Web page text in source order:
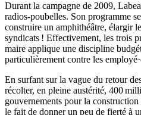
Durant la campagne de 2009,
radios-poubelles. Son programme
construire un amphithéâtre, élargir
syndicats ! Effectivement, les trois
maire applique une discipline
particulièrement contre les
En surfant sur la vague du retour
récolter, en pleine austérité, 400
gouvernements pour la
le fait de donner un peu de fierté à